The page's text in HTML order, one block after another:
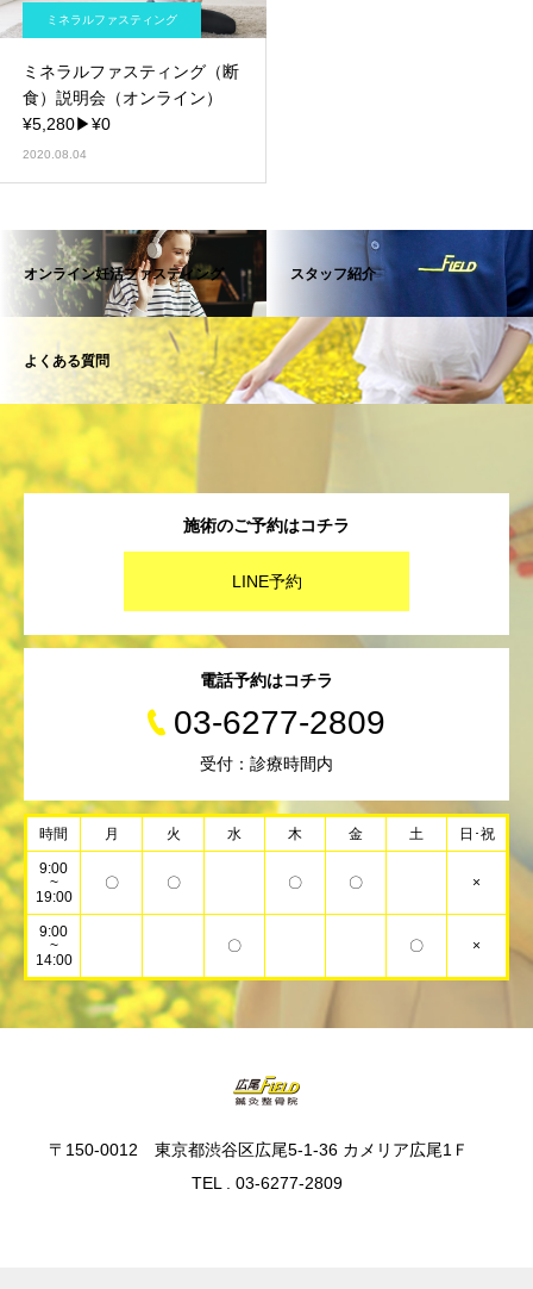
ミネラルファスティング
ミネラルファスティング（断
食）説明会（オンライン）
¥5,280▶︎¥0
2020.08.04
オンライン妊活ファスティング スタッフ紹介
よくある質問
施術のご予約はコチラ
LINE予約
電話予約はコチラ
03-6277-2809
受付：診療時間内
時間 月 火 水 木 金 土 日･祝
9:00
~
19:00
〇 〇 〇 〇 ×
9:00
~
14:00
〇 〇 ×
〒150-0012 東京都渋谷区広尾5-1-36 カメリア広尾1Ｆ
TEL . 03-6277-2809